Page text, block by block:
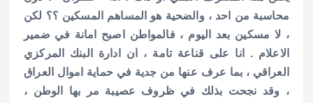
محاسبة من احد ، والضحية هو المساهم المسكين ؟؟ لكن
، لا مسكين بعد اليوم ، فالمواطن اصبح امانة في ضمير
الاعلام . انا على قناعة تامة ، ان ادارة البنك المركزي
العراقي ، بما عرف عنها من جدية في حماية اموال العراق
، وقد نجحت بذلك في ظروف عصيبة مر بها الوطن ،